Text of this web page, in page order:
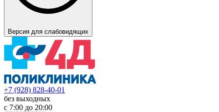
Версия для слабовидящих
+7 (928) 828-40-01
без выходных
с 7:00 до 20:00